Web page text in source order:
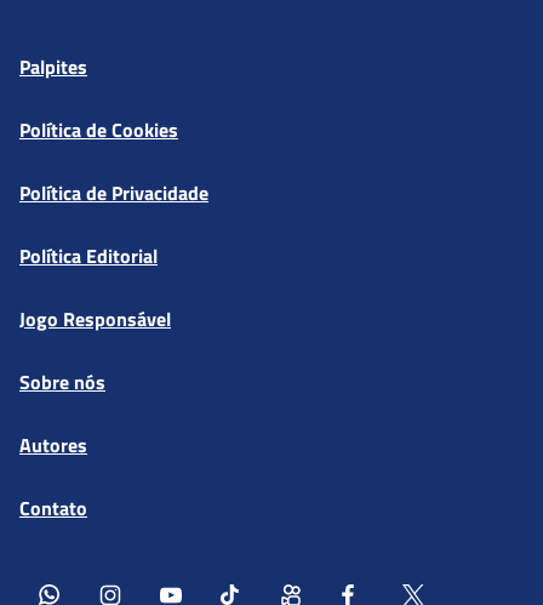
Palpites
Política de Cookies
Política de Privacidade
Política Editorial
Jogo Responsável
Sobre nós
Autores
Contato